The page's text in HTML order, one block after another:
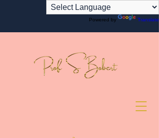
Powered by Translate